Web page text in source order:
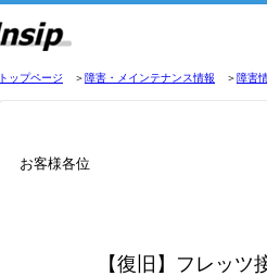
トップページ ＞障害・メインテナンス情報 ＞障害
お客様各位
【復旧】 フレッツ